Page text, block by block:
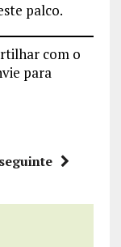
palco.
com o
para